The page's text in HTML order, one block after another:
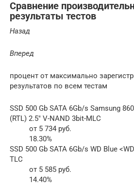
Сравнение
результаты тестов
Назад
Вперед
процент от максимально
результатов по всем тестам
SSD 500 Gb SATA 6Gb/s Samsung
(RTL) 2.5″ V-NAND 3bit-MLC
от 5 734 руб.
18.30%
SSD 500 Gb SATA 6Gb/s WD Blue
TLC
от 5 585 руб.
14.40%